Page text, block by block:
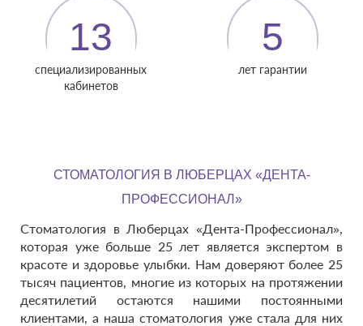
13
специализированных
кабинетов
5
лет гарантии
СТОМАТОЛОГИЯ В ЛЮБЕРЦАХ «ДЕНТА-
ПРОФЕССИОНАЛ»
Стоматология в Люберцах «Дента-Профессионал»,
которая уже больше 25 лет является экспертом в
красоте и здоровье улыбки. Нам доверяют более 25
тысяч пациентов, многие из которых на протяжении
десятилетий остаются нашими постоянными
клиентами, а наша стоматология уже стала для них